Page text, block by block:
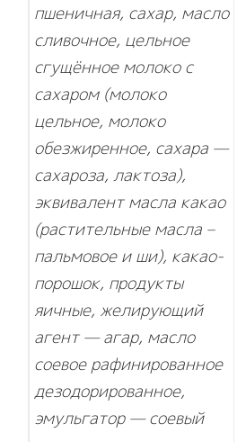
пшеничная, сахар, масло
сливочное, цельное
сгущённое молоко с
сахаром (молоко
цельное, молоко
обезжиренное, сахара —
сахароза, лактоза),
эквивалент масла какао
(растительные масла –
пальмовое и ши), какао-
порошок, продукты
яичные, желирующий
агент — агар, масло
соевое рафинированное
дезодорированное,
эмульгатор — соевый